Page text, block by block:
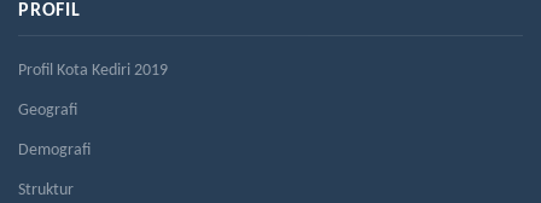
PROFIL
Profil Kota Kediri 2019
Geografi
Demografi
Struktur